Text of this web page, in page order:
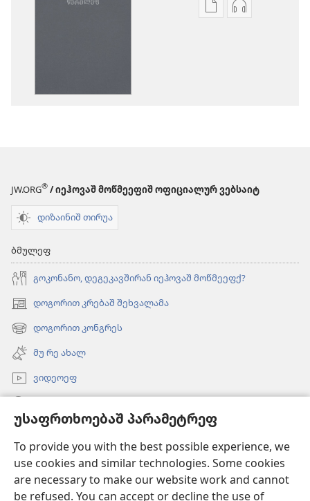
უსაფრთხოებაშ პარამეტრეფ
To provide you with the best possible experience, we
use cookies and similar technologies. Some cookies
are necessary to make our website work and cannot
be refused. You can accept or decline the use of
ხვალე
JW.ORG® / იეჰოვაშ მოწმეეფიშ ოფიციალურ ვებსაიტ
დიზაინიშ თირუა
ბმულეფ
გოკონანო, დეგეკავშირან იეჰოვაშ მოწმეეფქ?
დოგორით კრებაშ შეხვალამა
(ახალ
ფანჯარაშ
გონწყუმა)
დოგორით კონგრეს
(ახალ
ფანჯარაშ
გონწყუმა)
მუ რე ახალ
ვიდეოეფ
(ახალ
ფანჯარაშ
გონწყუმა)გინაჯინალ კოშკიშ ᲝᲜᲚᲐᲘᲜᲑᲘᲑᲚᲘᲝᲗᲔᲙᲐ
(ახალ
ფანჯარაშ